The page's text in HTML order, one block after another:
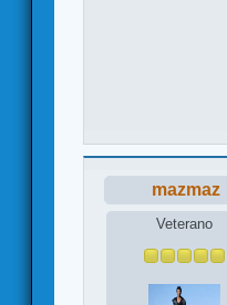
mazmaz
Veterano